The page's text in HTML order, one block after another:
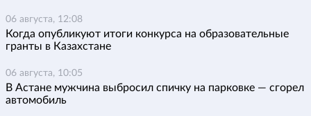
06 августа, 12:08
Когда опубликуют итоги конкурса на образовательные
гранты в Казахстане
06 августа, 10:05
В Астане мужчина выбросил спичку на парковке — сгорел
автомобиль